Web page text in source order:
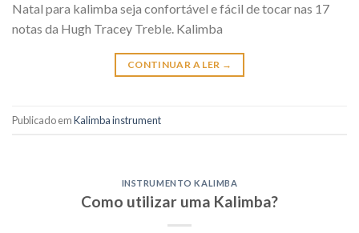
Natal para kalimba seja confortável e fácil de tocar nas 17
notas da Hugh Tracey Treble. Kalimba
CONTINUAR A LER →
Publicado emKalimba instrument
INSTRUMENTO KALIMBA
Como utilizar uma Kalimba?